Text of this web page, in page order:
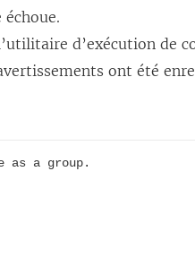
d’exécution de
ont été
as a group.